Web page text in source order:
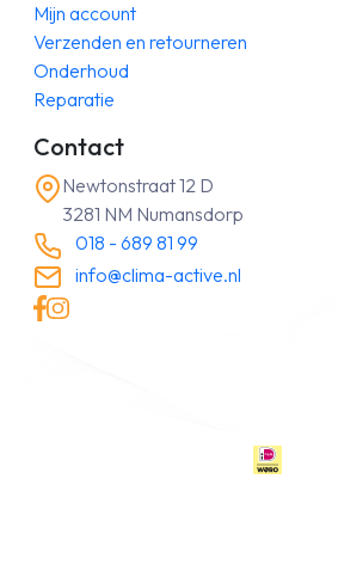
Mijn account
Verzenden en retourneren
Onderhoud
Reparatie
Contact
Newtonstraat 12 D
3281 NM Numansdorp
018 - 689 81 99
info@clima-active.nl